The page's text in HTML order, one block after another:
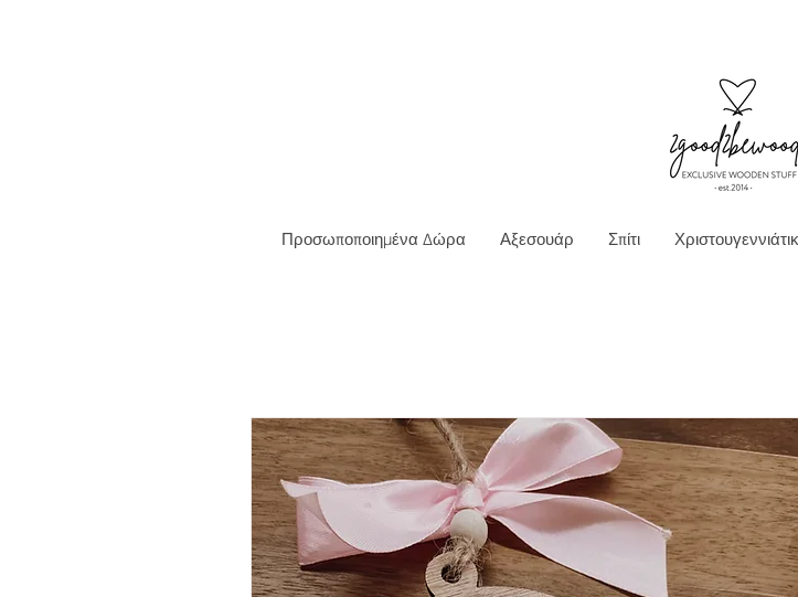
Προσωποποιημένα Δώρα Αξεσουάρ Σπίτι